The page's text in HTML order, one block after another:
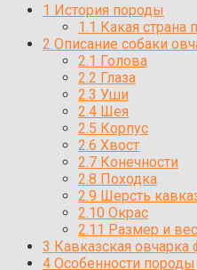
1 История породы
1.1 Какая страна
2 Описание собаки
2.1 Голова
2.2 Глаза
2.3 Уши
2.4 Шея
2.5 Корпус
2.6 Хвост
2.7 Конечности
2.8 Походка
2.9 Шерсть
2.10 Окрас
2.11 Размер и вес
3 Кавказская овчарка
4 Особенности породы